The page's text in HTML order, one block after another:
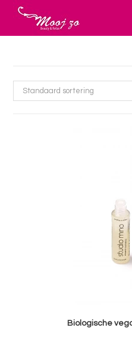
Standaard sortering
Biologische